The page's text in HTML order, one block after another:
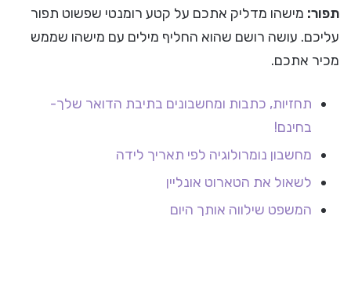
תפור: מישהו מדליק אתכם על קטע רומנטי שפשוט תפור
עליכם. עושה רושם שהוא החליף מילים עם מישהו שממש
מכיר אתכם.
תחזיות, כתבות ומחשבונים בתיבת הדואר שלך-
בחינם!
מחשבון נומרולוגיה לפי תאריך לידה
לשאול את הטארוט אונליין
המשפט שילווה אותך היום